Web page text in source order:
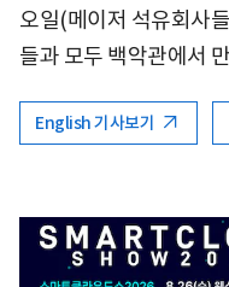
오일(메이저 석유회사
들과 모두 백악관에서
English 기사보기